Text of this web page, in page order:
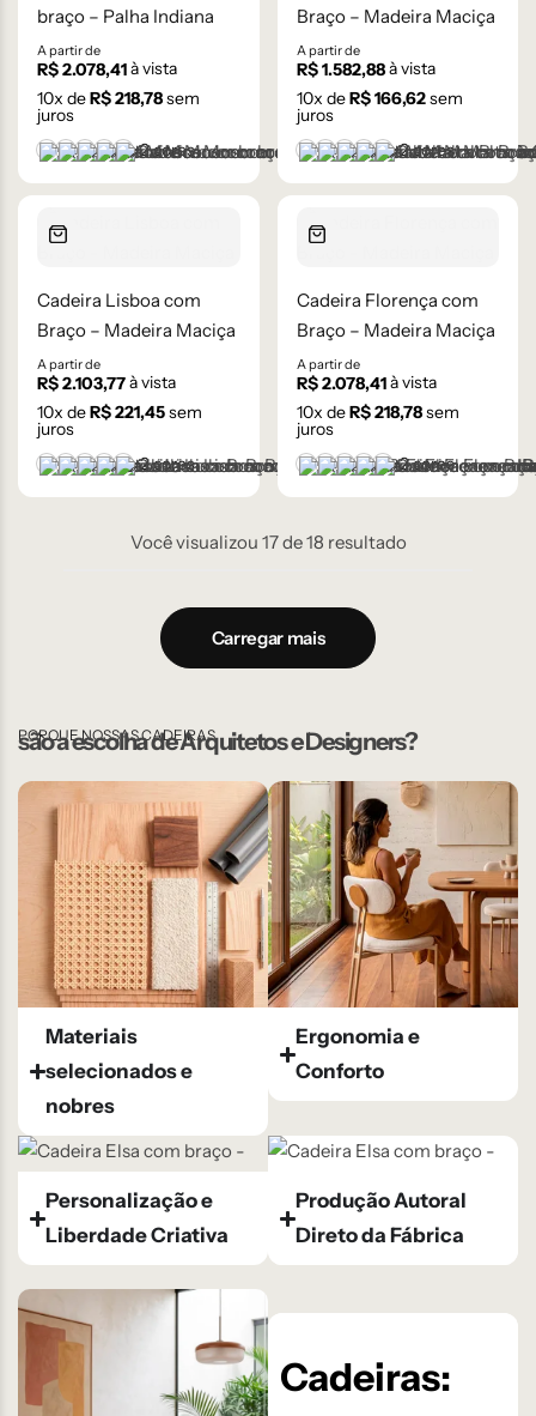
braço – Palha Indiana
A partir de
R$2.078,41à vista
10x deR$218,78sem
juros
Castanho
Castanho Médio
Laca Branco
Laca Cinza
Laca Preta
+2 cores
Braço – Madeira Maciça
A partir de
R$1.582,88à vista
10x deR$166,62sem
juros
Castanho
Castanho Médio
Laca Branco
Laca Cinza
Laca Preta
+2 cores
Cadeira Lisboa com
Braço – Madeira Maciça
A partir de
R$2.103,77à vista
10x deR$221,45sem
juros
Castanho
Castanho Médio
Laca Branco
Laca Cinza
Laca Preta
+2 cores
Cadeira Florença com
Braço – Madeira Maciça
A partir de
R$2.078,41à vista
10x deR$218,78sem
juros
Castanho
Castanho Médio
Laca Branco
Laca Cinza
Laca Preta
+2 cores
Você visualizou 17de18 resultado
Carregar mais
PORQUE NOSSAS CADEIRAS
são a escolha de Arquitetos e Designers?
Materiais
selecionados e
nobres
Ergonomia e
Conforto​
Personalização e
Liberdade Criativa
Produção Autoral
Direto da Fábrica
Cadeiras: